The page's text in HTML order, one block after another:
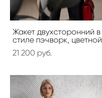
Жакет двухсторонний в
стиле пэчворк, цветной
21 200 pуб.